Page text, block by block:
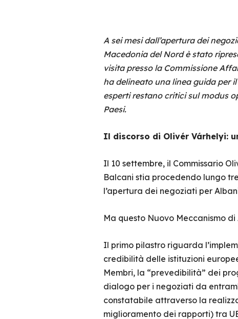
A sei mesi dall’apertura dei
Macedonia del Nord è stato
visita presso la Commissione
ha delineato una linea guida per
esperti restano critici sul modus
Paesi.
Il discorso di Olivér Várhelyi:
Il 10 settembre, il Commissario
Balcani stia procedendo lungo
l’apertura dei negoziati per
Ma questo Nuovo Meccanismo
Il primo pilastro riguarda
credibilità delle istituzioni
Membri, la “prevedibilità” dei
dialogo per i negoziati da
constatabile attraverso la
miglioramento dei rapporti) tra